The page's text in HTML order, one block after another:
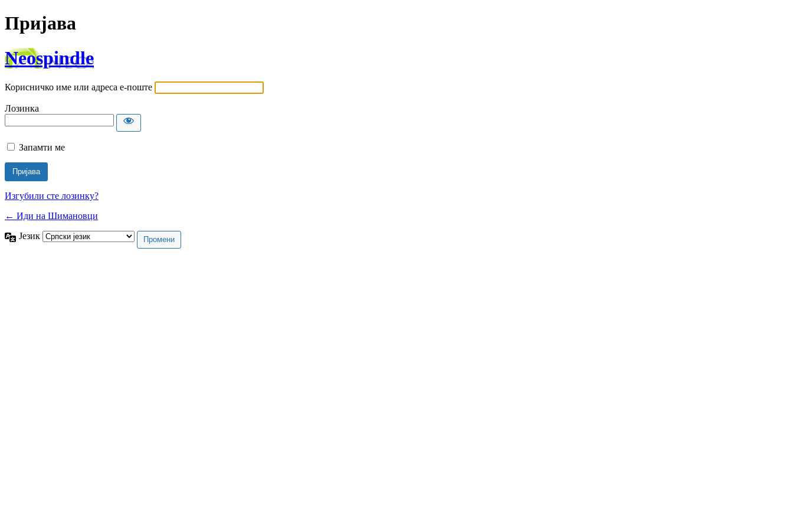
Пријава
Neospindle
Корисничко име или адреса е-поште
Лозинка
Запамти ме
Изгубили сте лозинку?
← Иди на Шимановци
Језик